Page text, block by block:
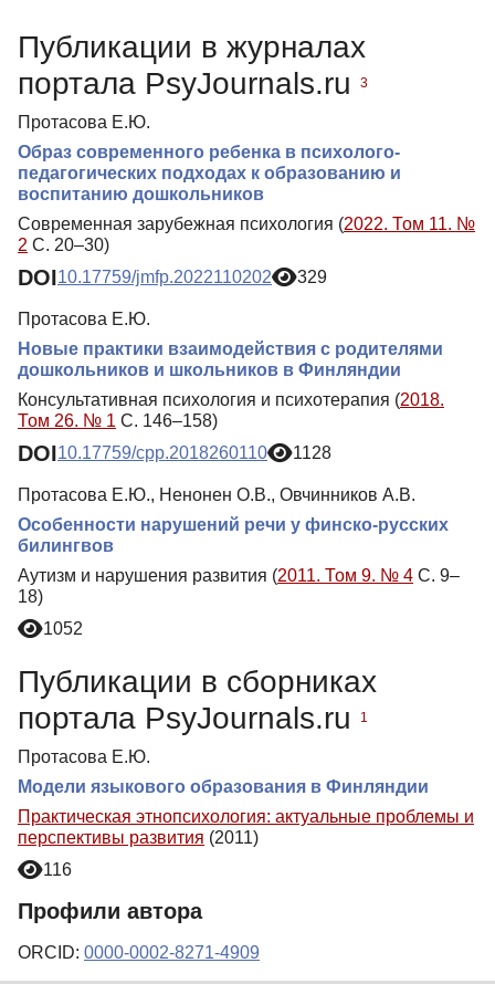
Публикации в журналах
портала PsyJournals.ru
3
Протасова Е.Ю.
Образ современного ребенка в психолого-
педагогических подходах к образованию и
воспитанию дошкольников
Современная зарубежная психология (2022. Том 11. №
2 С. 20–30)
DOI10.17759/jmfp.2022110202 329
Протасова Е.Ю.
Новые практики взаимодействия с родителями
дошкольников и школьников в Финляндии
Консультативная психология и психотерапия (2018.
Том 26. № 1 С. 146–158)
DOI10.17759/cpp.2018260110 1128
Протасова Е.Ю., Ненонен О.В., Овчинников А.В.
Особенности нарушений речи у финско-русских
билингвов
Аутизм и нарушения развития (2011. Том 9. № 4 С. 9–
18)
1052
Публикации в сборниках
портала PsyJournals.ru
1
Протасова Е.Ю.
Модели языкового образования в Финляндии
Практическая этнопсихология: актуальные проблемы и
перспективы развития (2011)
116
Профили автора
ORCID: 0000-0002-8271-4909